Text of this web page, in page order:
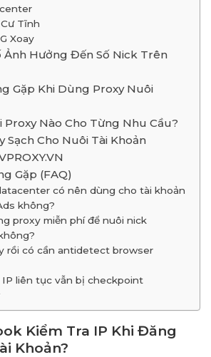
Tĩnh
Xoay
Ảnh Hưởng Đến Số Nick Trên
Gặp Khi Dùng Proxy Nuôi
Proxy Nào Cho Từng Nhu Cầu?
Sạch Cho Nuôi Tài Khoản
Gặp (FAQ)
có nên dùng cho tài khoản
không?
proxy miễn phí để nuôi nick
rồi có cần antidetect browser
IP liên tục vẫn bị checkpoint
Kiểm Tra IP Khi Đăng
Khoản?